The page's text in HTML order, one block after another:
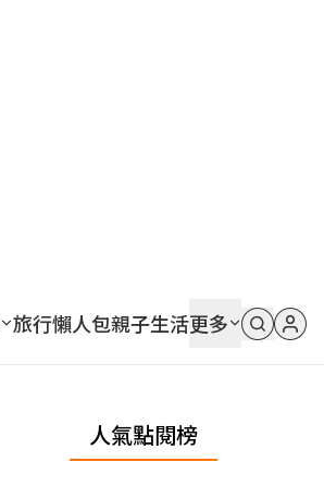
旅行懶人包親子生活更多
人氣點閱榜